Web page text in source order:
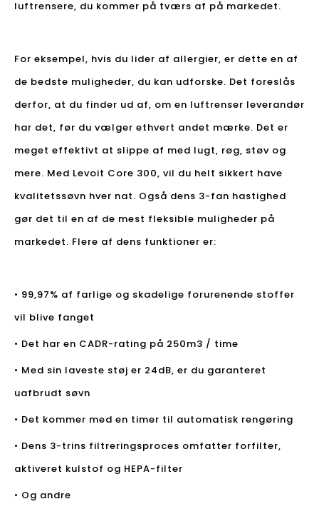
luftrensere, du kommer på tværs af på markedet.
For eksempel, hvis du lider af allergier, er dette en af ​​
de bedste muligheder, du kan udforske. Det foreslås
derfor, at du finder ud af, om en luftrenser leverandør
har det, før du vælger ethvert andet mærke. Det er
meget effektivt at slippe af med lugt, røg, støv og
mere. Med Levoit Core 300, vil du helt sikkert have
kvalitetssøvn hver nat. Også dens 3-fan hastighed
gør det til en af ​​de mest fleksible muligheder på
markedet. Flere af dens funktioner er:
• 99,97% af farlige og skadelige forurenende stoffer
vil blive fanget
• Det har en CADR-rating på 250m3 / time
• Med sin laveste støj er 24dB, er du garanteret
uafbrudt søvn
• Det kommer med en timer til automatisk rengøring
• Dens 3-trins filtreringsproces omfatter forfilter,
aktiveret kulstof og HEPA-filter
• Og andre